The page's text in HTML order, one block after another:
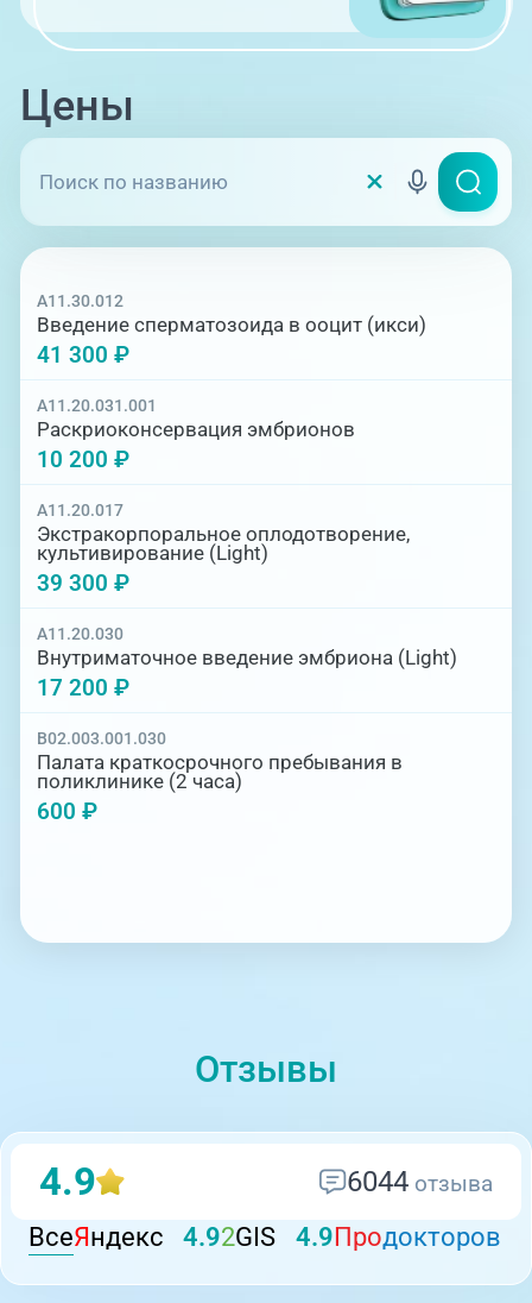
Цены
A11.30.012
Введение сперматозоида в ооцит (икси)
41 300 ₽
A11.20.031.001
Раскриоконсервация эмбрионов
10 200 ₽
A11.20.017
Экстракорпоральное оплодотворение,
культивирование (Light)
39 300 ₽
A11.20.030
Внутриматочное введение эмбриона (Light)
17 200 ₽
B02.003.001.030
Палата краткосрочного пребывания в
поликлинике (2 часа)
600 ₽
Отзывы
4.9 6044отзыва
ВсеЯндекс 4.92GIS 4.9Продокторов